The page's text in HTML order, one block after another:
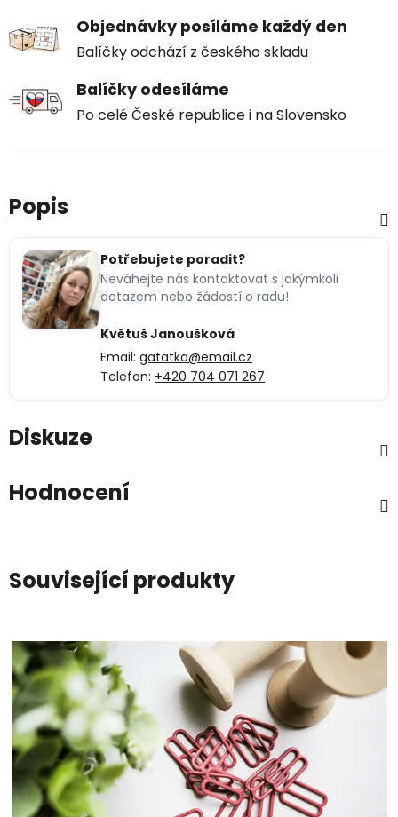
Objednávky posíláme každý den
Balíčky odchází z českého skladu
Balíčky odesíláme
Po celé České republice i na Slovensko
Popis
Potřebujete poradit?
Neváhejte nás kontaktovat s jakýmkoli
dotazem nebo žádostí o radu!
Květuš Janoušková
Email: gatatka@email.cz
Telefon: +420 704 071 267
Diskuze
Hodnocení
Související produkty